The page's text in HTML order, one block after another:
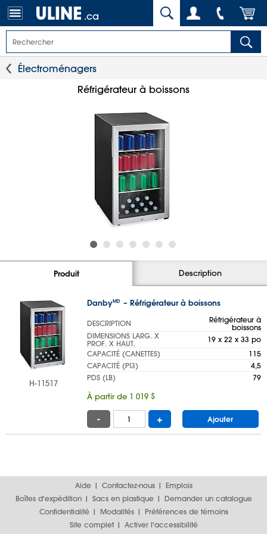
.ca
Électroménagers
Réfrigérateur à boissons
Produit Description
H-11517
DanbyMD – Réfrigérateur à boissons
DESCRIPTION
Réfrigérateur à
boissons
DIMENSIONS LARG. X
PROF. X HAUT.
19 x 22 x 33 po
CAPACITÉ (CANETTES)
115
CAPACITÉ (PI3)
4,5
PDS (LB)
79
À partir de 1 019 $
- + Ajouter
Aide Contactez-nous
Emplois
Boîtes d'expédition
Sacs en plastique
Demander un catalogue
Confidentialité
Modalités
Préférences de témoins
Site complet
Activer l'accessibilité